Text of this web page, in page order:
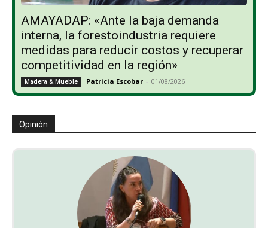
AMAYADAP: «Ante la baja demanda
interna, la forestoindustria requiere
medidas para reducir costos y recuperar
competitividad en la región»
Madera & Mueble Patricia Escobar - 01/08/2026
Opinión